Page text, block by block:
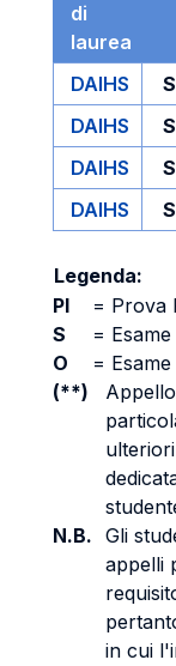
di
laurea
DAIHS S
DAIHS
S
DAIHS
S
DAIHS
S
Legenda:
PI
= Prova
S
=
O
=
(**)
N.B. Gli
appelli
in cui